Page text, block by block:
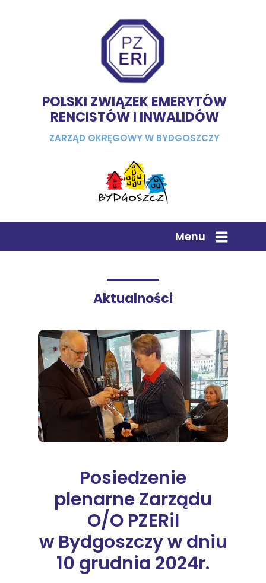
POLSKI ZWIĄZEK EMERYTÓW
RENCISTÓW I INWALIDÓW
ZARZĄD OKRĘGOWY W BYDGOSZCZY
Menu
Posiedzenie
plenarne Zarządu
O/O PZERiI
w Bydgoszczyw dniu
10 grudnia 2024r.
Aktualności